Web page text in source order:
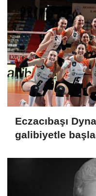
Eczacıbaşı
galibiyetle